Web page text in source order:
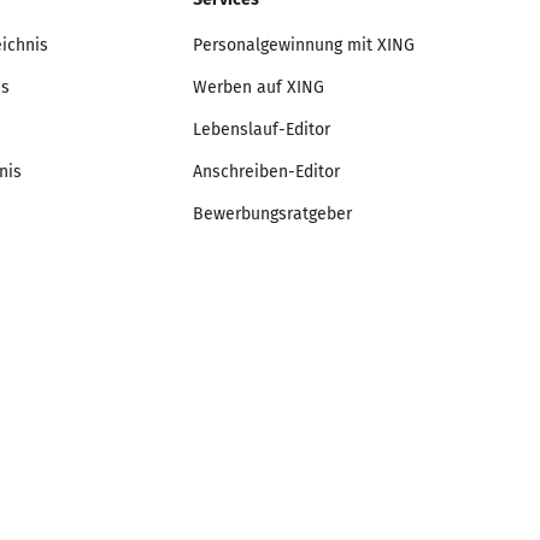
Personalgewinnung mit XING
Werben auf XING
Lebenslauf-Editor
Anschreiben-Editor
Bewerbungsratgeber